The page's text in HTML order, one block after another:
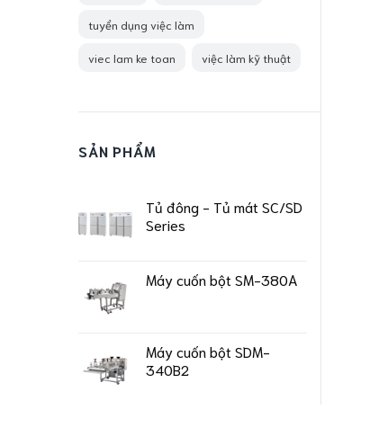
tuyển dụng việc làm
viec lam ke toan việc làm kỹ thuật
SẢN PHẨM
Tủ đông - Tủ mát SC/SD
Series
Máy cuốn bột SM-380A
Máy cuốn bột SDM-
340B2